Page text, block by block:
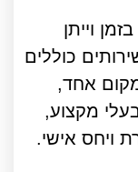
וייתן
כוללים
אחד,
מקצוע,
ויחס אישי.